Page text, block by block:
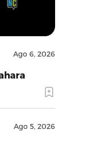
Ago 6, 2026
Ago 5, 2026